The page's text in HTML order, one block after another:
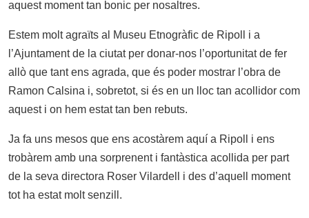
aquest moment tan bonic per nosaltres.
Estem molt agraïts al Museu Etnogràfic de Ripoll i a
l’Ajuntament de la ciutat per donar-nos l’oportunitat de fer
allò que tant ens agrada, que és poder mostrar l’obra de
Ramon Calsina i, sobretot, si és en un lloc tan acollidor com
aquest i on hem estat tan ben rebuts.
Ja fa uns mesos que ens acostàrem aquí a Ripoll i ens
trobàrem amb una sorprenent i fantàstica acollida per part
de la seva directora Roser Vilardell i des d’aquell moment
tot ha estat molt senzill.